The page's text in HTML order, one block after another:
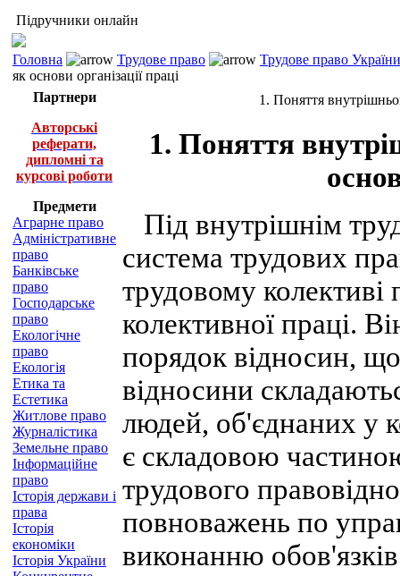
Підручники онлайн
Головна Трудове право
Трудове право
як основи організації праці
Партнери
Авторські
реферати,
дипломні та
курсові роботи
Предмети
Аграрне право
Адміністративне
право
Банківське
право
Господарське
право
Екологічне
право
Екологія
Етика та
Естетика
Житлове право
Журналістика
Земельне право
Інформаційне
право
Історія держави і
права
Історія
економіки
Історія України
1. Поняття
1. Поняття
Під внутрішнім
система трудових
трудовому колективі
колективної праці.
порядок відносин,
відносини
людей, об'єднаних у
є складовою
трудового
повноважень по
виконанню